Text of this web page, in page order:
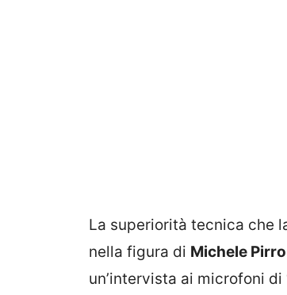
La superiorità tecnica che
nella figura di Michele Pirro
un’intervista ai microfoni di